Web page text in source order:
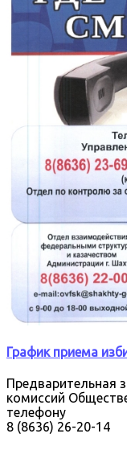
График приема
Предварительная
комиссий
телефону
8 (8636) 26-20-14